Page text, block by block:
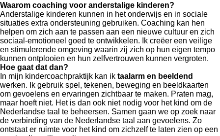
Waarom coaching voor anderstalige kinderen?
Anderstalige kinderen kunnen in het onderwijs en in sociale
situaties extra ondersteuning gebruiken. Coaching kan hen
helpen om zich aan te passen aan een nieuwe cultuur en zich
sociaal-emotioneel goed te ontwikkelen. Ik creëer een veilige
en stimulerende omgeving waarin zij zich op hun eigen tempo
kunnen ontplooien en hun zelfvertrouwen kunnen vergroten.
Hoe gaat dat dan?
In mijn kindercoachpraktijk kan ik taalarm en beeldend
werken. Ik gebruik spel, tekenen, beweging en beeldkaarten
om gevoelens en ervaringen zichtbaar te maken. Praten mag,
maar hoeft niet. Het is dan ook niet nodig voor het kind om de
Nederlandse taal te beheersen. Samen gaan we op zoek naar
de verbinding van de Nederlandse taal aan gevoelens. Zo
ontstaat er ruimte voor het kind om zichzelf te laten zien op een